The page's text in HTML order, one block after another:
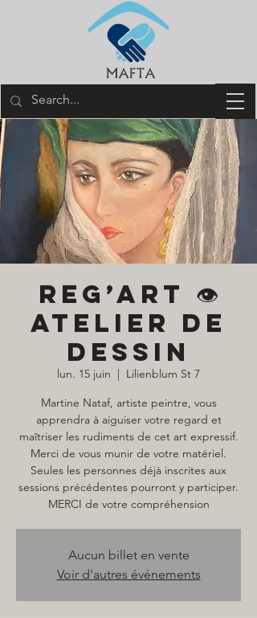
REG’ART 👁️
ATELIER DE
DESSIN
lun. 15 juin
  |
Lilienblum St 7
Martine Nataf, artiste peintre, vous
apprendra à aiguiser votre regard et
maîtriser les rudiments de cet art expressif.
Merci de vous munir de votre matériel.
Seules les personnes déjà inscrites aux
sessions précédentes pourront y participer.
MERCI de votre compréhension
Aucun billet en vente
Voir d'autres événements